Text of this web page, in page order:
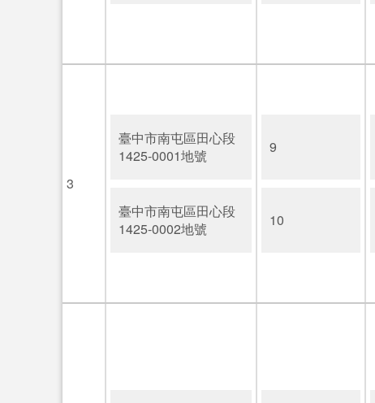
3
臺中市南屯區田心段
1425-0001地號
臺中市南屯區田心段
1425-0002地號
9
10